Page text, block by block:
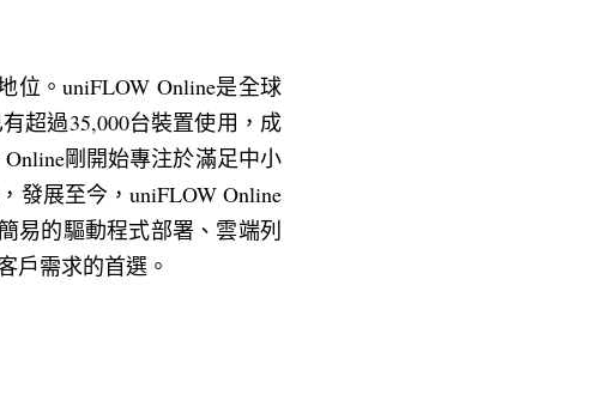
位。uniFLOW Online是全球
超過35,000台裝置使用，成
剛開始專注於滿足中小
發展至今，uniFLOW Online
易的驅動程式部署、雲端列
戶需求的首選。